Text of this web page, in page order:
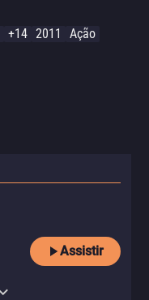
+14 2011
Ação
Assistir